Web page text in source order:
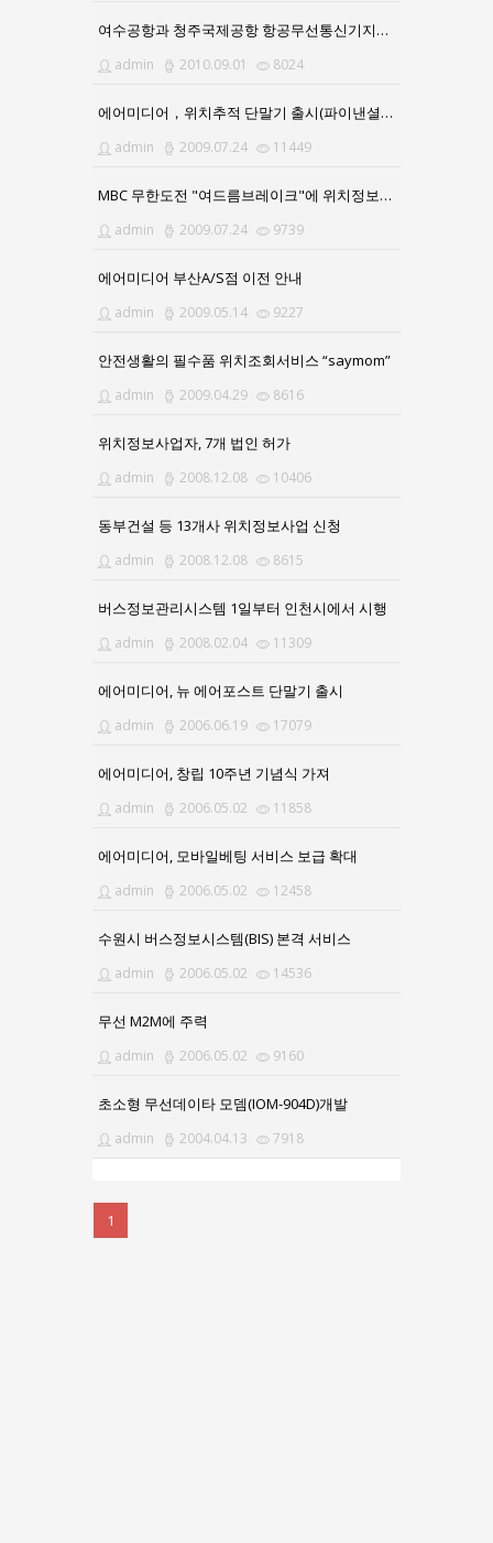
여수공항과 청주국제공항 항공무선통신기지국 구축
admin 2010.09.01 8024
에어미디어，위치추적 단말기 출시(파이낸셜뉴스)
admin 2009.07.24 11449
MBC 무한도전 "여드름브레이크"에 위치정보서비스 제공
admin 2009.07.24 9739
에어미디어 부산A/S점 이전 안내
admin 2009.05.14 9227
안전생활의 필수품 위치조회서비스 “saymom”
admin 2009.04.29 8616
위치정보사업자, 7개 법인 허가
admin 2008.12.08 10406
동부건설 등 13개사 위치정보사업 신청
admin 2008.12.08 8615
버스정보관리시스템 1일부터 인천시에서 시행
admin 2008.02.04 11309
에어미디어, 뉴 에어포스트 단말기 출시
admin 2006.06.19 17079
에어미디어, 창립 10주년 기념식 가져
admin 2006.05.02 11858
에어미디어, 모바일베팅 서비스 보급 확대
admin 2006.05.02 12458
수원시 버스정보시스템(BIS) 본격 서비스
admin 2006.05.02 14536
무선 M2M에 주력
admin 2006.05.02 9160
초소형 무선데이타 모뎀(IOM-904D)개발
admin 2004.04.13 7918
1